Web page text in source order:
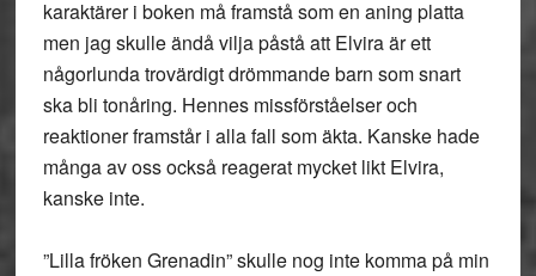
karaktärer i boken må framstå som en aning platta
men jag skulle ändå vilja påstå att Elvira är ett
någorlunda trovärdigt drömmande barn som snart
ska bli tonåring. Hennes missförståelser och
reaktioner framstår i alla fall som äkta. Kanske hade
många av oss också reagerat mycket likt Elvira,
kanske inte.
”Lilla fröken Grenadin” skulle nog inte komma på min